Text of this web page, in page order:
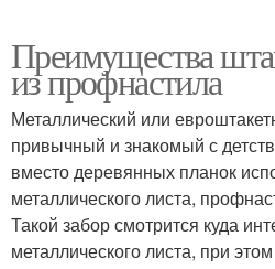
Преимущества
из профнастила
Металлический или
привычный и знакомый с
вместо деревянных планок
металлического листа,
Такой забор смотрится куда
металлического листа, при